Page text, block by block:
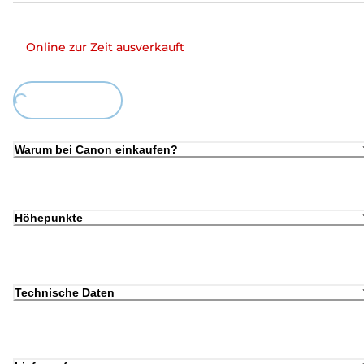
Online zur Zeit ausverkauft
Warum bei Canon einkaufen?
Höhepunkte
Technische Daten